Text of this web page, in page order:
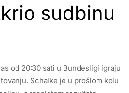
sudbinu
od 20:30 sati u Bundesligi igraju
Schalke je u prošlom kolu